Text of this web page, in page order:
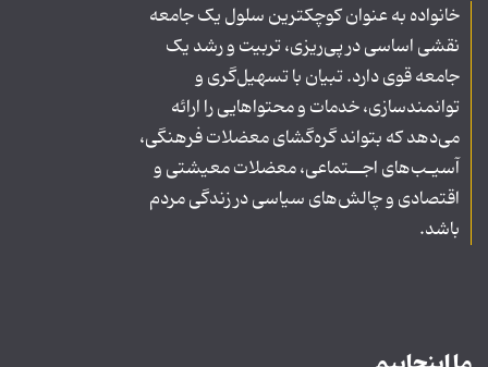
خانواده به عنوان کوچکترین سلول یک جامعه
نقشی اساسی در پی‌ریزی، تربیت و رشد یک
جامعه قوی دارد. تبیان با تسهیل‌گری و
توانمندسازی، خدمات و محتواهایی را ارائه
می‌دهد که بتواند گره‌گشای معضلات فرهنگی،
آسیـب‌های اجــتماعی، معضلات معیشتی و
اقتصادی و چالش‌های سیاسی در زندگی مردم
باشد.